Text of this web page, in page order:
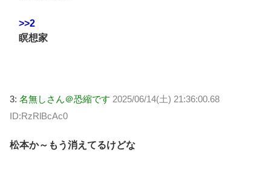
>>2
瞑想家
3: 名無しさん＠恐縮です 2025/06/14(土) 21:36:00.68
ID:RzRlBcAc0
松本か～もう消えてるけどな